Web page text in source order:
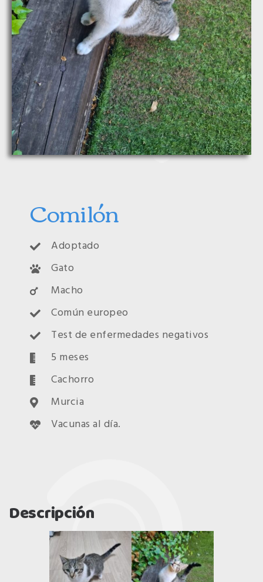
Comilón
Adoptado
Gato
Macho
Común europeo
Test de enfermedades negativos
5 meses
Cachorro
Murcia
Vacunas al día.
Descripción